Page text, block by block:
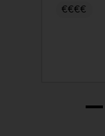
€€€€
1